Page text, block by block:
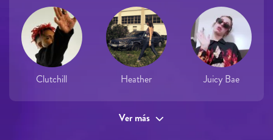
Clutchill Heather Juicy Bae
Ver más